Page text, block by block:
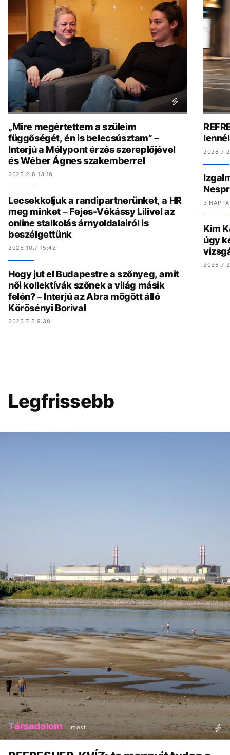
„Mire megértettem a szüleim
függőségét, én is belecsúsztam” –
Interjú a Mélypont érzés szereplőjével
és Wéber Ágnes szakemberrel
2025.2.6 13:18
Lecsekkoljuk a randipartnerünket, a HR
meg minket – Fejes-Vékássy Lilivel az
online stalkolás árnyoldalairól is
beszélgettünk
2025.10.7 15:42
Hogy jut el Budapestre a szőnyeg, amit
női kollektívák szőnek a világ másik
felén? – Interjú az Abra mögött álló
Körösényi Borival
2025.7.5 9:38
3
Kim
úgy
Legfrissebb
Társadalom most